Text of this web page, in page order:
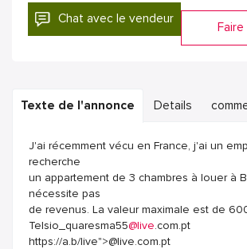
Chat avec le vendeur
Texte de l'annonce Details
J'ai récemment vécu en France, j'ai un
recherche
un appartement de 3 chambres à louer à
nécessite pas
de revenus. La valeur maximale est de
Telsio_quaresma55@live.com.pt
https://a.b/live">@live.com.pt